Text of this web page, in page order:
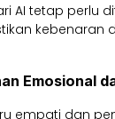
AI tetap perlu
kebenaran
Emosional
empati dan